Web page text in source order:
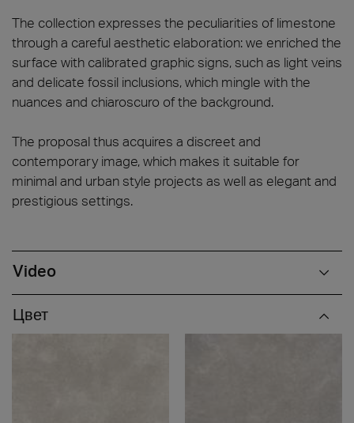
The collection expresses the peculiarities of limestone
through a careful aesthetic elaboration: we enriched the
surface with calibrated graphic signs, such as light veins
and delicate fossil inclusions, which mingle with the
nuances and chiaroscuro of the background.
The proposal thus acquires a discreet and
contemporary image, which makes it suitable for
minimal and urban style projects as well as elegant and
prestigious settings.
Video
Цвет